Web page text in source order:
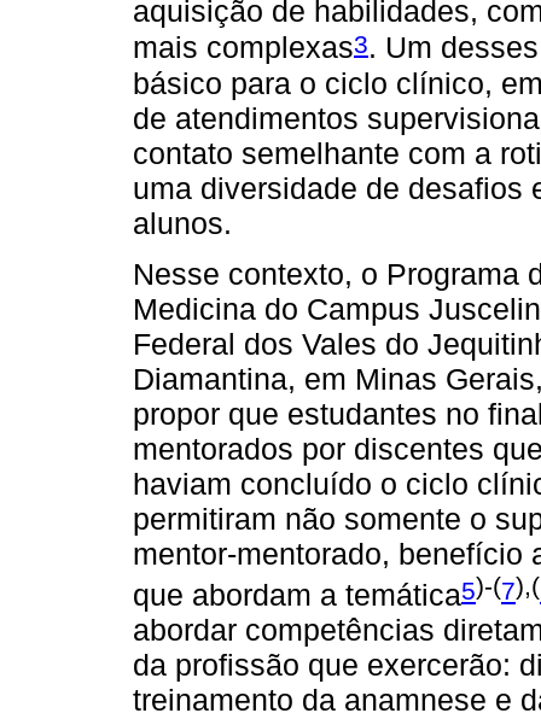
aquisição de habilidades,
mais complexas3. Um
básico para o ciclo clínico,
de atendimentos
contato semelhante com a
uma diversidade de desafios
alunos.
Nesse contexto, o Programa
Medicina do Campus
Federal dos Vales do
Diamantina, em Minas
propor que estudantes no
mentorados por discentes
haviam concluído o ciclo
permitiram não somente o
mentor-mentorado, benefício
que abordam a temática5)-(7),(
abordar competências
da profissão que exercerão:
treinamento da anamnese e